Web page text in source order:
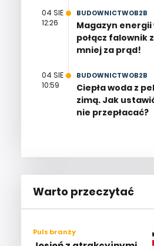
04 SIE
12:26
BUDOWNICTWOB2B
Magazyn energii
połącz falownik
mniej za prąd!
04 SIE
10:59
BUDOWNICTWOB2B
Ciepła woda z
zimą. Jak
nie przepłacać?
Warto przeczytać
Puls branży